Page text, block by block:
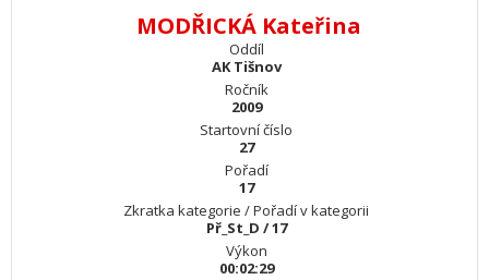
MODŘICKÁ Kateřina
Oddíl
AK Tišnov
Ročník
2009
Startovní číslo
27
Pořadí
17
Zkratka kategorie / Pořadí v kategorii
Př_St_D / 17
Výkon
00:02:29